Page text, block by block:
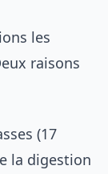
les
raisons
(17
la digestion